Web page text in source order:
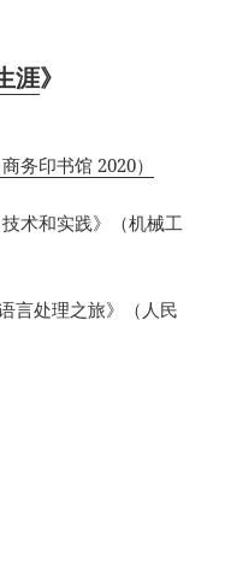
涯》
务印书馆 2020）
术和实践》（机械工
言处理之旅》（人民